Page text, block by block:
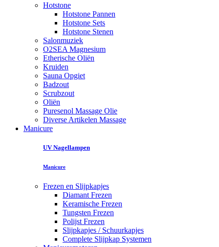
Hotstone
Hotstone Pannen
Hotstone Sets
Hotstone Stenen
Salonmuziek
O2SEA Magnesium
Etherische Oliën
Kruiden
Sauna Opgiet
Badzout
Scrubzout
Oliën
Puresenol Massage Olie
Diverse Artikelen Massage
Manicure
UV Nagellampen
Manicure
Frezen en Slijpkapjes
Diamant Frezen
Keramische Frezen
Tungsten Frezen
Polijst Frezen
Slijpkapjes / Schuurkapjes
Complete Slijpkap Systemen